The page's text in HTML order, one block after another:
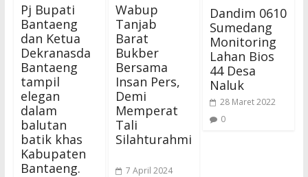
Pj Bupati
Bantaeng
dan Ketua
Dekranasda
Bantaeng
tampil
elegan
dalam
balutan
batik khas
Kabupaten
Bantaeng.
Wabup
Tanjab
Barat
Bukber
Bersama
Insan Pers,
Demi
Memperat
Tali
Silahturahmi
7 April 2024
Dandim 0610
Sumedang
Monitoring
Lahan Bios
44 Desa
Naluk
28 Maret 2022
0